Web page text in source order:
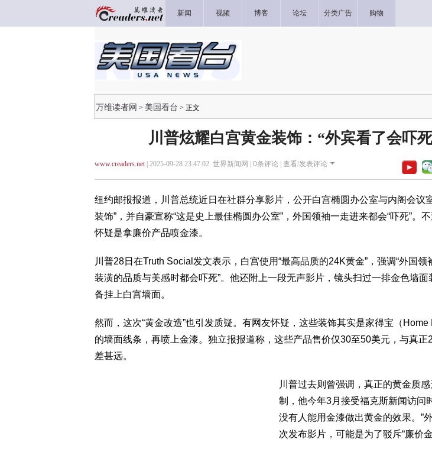
新闻 视频 博客 论坛 分类广告 购物
万维读者网 > 美国看台 > 正文
川普炫耀白宫黄金装饰：“外宾看了会吓
www.creaders.net| 2025-09-28 23:47:02 世界新闻网 | 0条评论 | 查看/发表评论
纽约邮报报道，川普总统近日在社群分享影片，公开白宫椭圆办公室与内阁会议
装饰”，并自豪宣称“这是史上最佳椭圆办公室”，外国领袖一走进来都会“吓死”。
怀疑是拿廉价产品喷金漆。
川普28日在Truth Social发文表示，白宫使用“最高品质的24K黄金”，强调“外国领
装潢的品质与美感时都会吓死”。他还附上一段无声影片，镜头扫过一排金色墙面
备挂上白宫墙面。
然而，这次“黄金改造”也引发质疑。有网友怀疑，这些装饰其实是家得宝（Home
的墙面线条，再喷上金漆。独立报报道称，这些产品售价仅30至50美元，与真正
差甚远。
川普过去则曾强调，真正的黄金质
制，他今年3月接受福克斯新闻访问
没有人能用金漆做出黄金的效果。”
次发布影片，可能是为了驳斥“廉价金